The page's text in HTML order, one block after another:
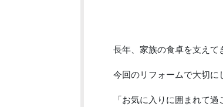
長年、家族の食卓を支えて
今回のリフォームで大切に
「お気に入りに囲まれて